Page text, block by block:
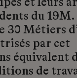
et leurs
du
30 Métiers
par cet
équivalent
de